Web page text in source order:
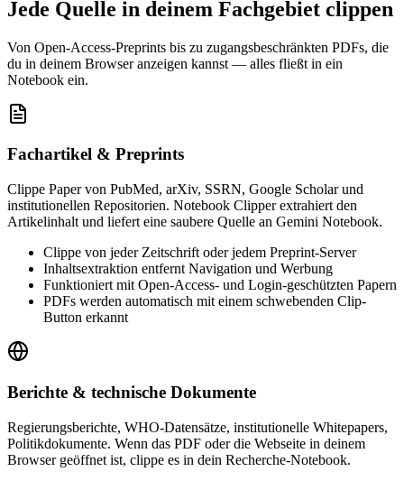
Jede Quelle in deinem Fachgebiet clippen
Von Open-Access-Preprints bis zu zugangsbeschränkten PDFs, die
du in deinem Browser anzeigen kannst — alles fließt in ein
Notebook ein.
Fachartikel & Preprints
Clippe Paper von PubMed, arXiv, SSRN, Google Scholar und
institutionellen Repositorien. Notebook Clipper extrahiert den
Artikelinhalt und liefert eine saubere Quelle an Gemini Notebook.
Clippe von jeder Zeitschrift oder jedem Preprint-Server
Inhaltsextraktion entfernt Navigation und Werbung
Funktioniert mit Open-Access- und Login-geschützten Papern
PDFs werden automatisch mit einem schwebenden Clip-
Button erkannt
Berichte & technische Dokumente
Regierungsberichte, WHO-Datensätze, institutionelle Whitepapers,
Politikdokumente. Wenn das PDF oder die Webseite in deinem
Browser geöffnet ist, clippe es in dein Recherche-Notebook.